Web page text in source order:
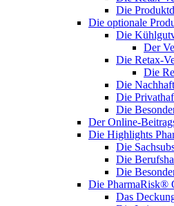
Die
Die optionale
Die
Der
Die Retax-
Die
Die
Die
Die
Der Online-
Die Highlights
Die
Die
Die
Die PharmaRisk®
Das